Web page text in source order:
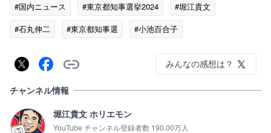
#国内ニュース #東京都知事選挙2024
#堀江貴文
#石丸伸二
#東京都知事選 #小池百合子
みんなの感想は？
チャンネル情報
堀江貴文 ホリエモン
YouTube チャンネル登録者数 190.00万人